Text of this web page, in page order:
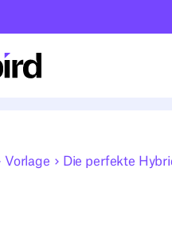
Vorlage Die perfekte